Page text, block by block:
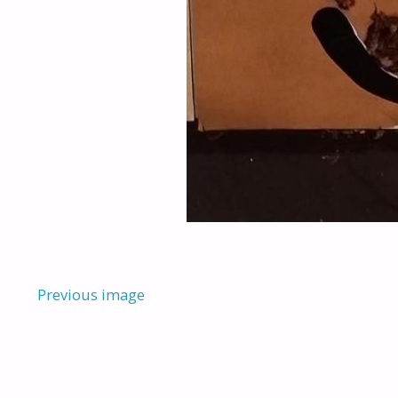
Previous image